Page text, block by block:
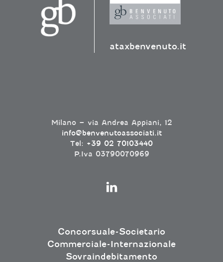
ataxbenvenuto.it
Milano – via Andrea Appiani, 12
info@benvenutoassociati.it
Tel: +39 02 70103440
P.Iva 03790070969
Concorsuale-Societario
Commerciale-Internazionale
Sovraindebitamento